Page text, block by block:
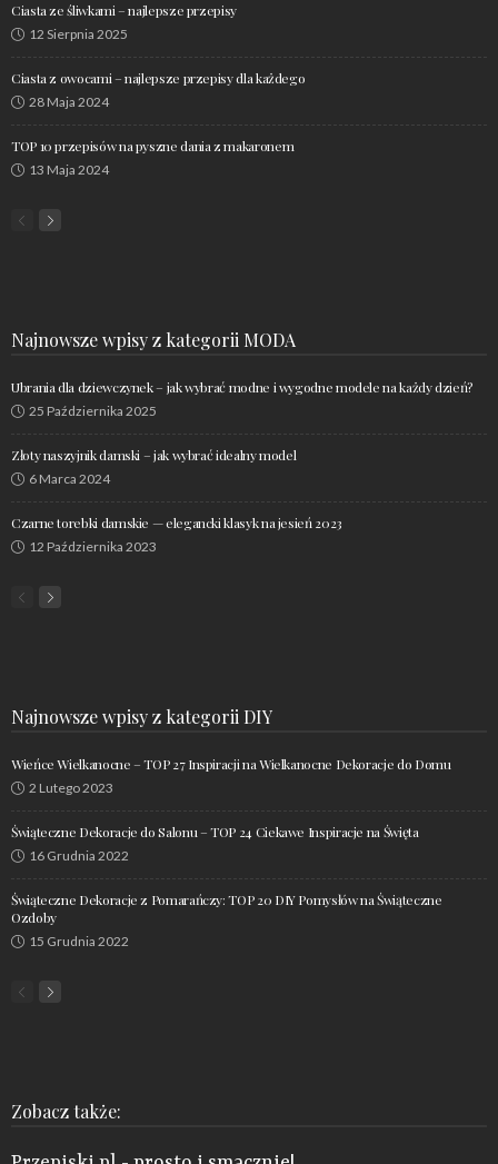
Ciasta ze śliwkami – najlepsze przepisy
12 Sierpnia 2025
Ciasta z owocami – najlepsze przepisy dla każdego
28 Maja 2024
TOP 10 przepisów na pyszne dania z makaronem
13 Maja 2024
Najnowsze wpisy z kategorii MODA
Ubrania dla dziewczynek – jak wybrać modne i wygodne modele na każdy dzień?
25 Października 2025
Złoty naszyjnik damski – jak wybrać idealny model
6 Marca 2024
Czarne torebki damskie — elegancki klasyk na jesień 2023
12 Października 2023
Najnowsze wpisy z kategorii DIY
Wieńce Wielkanocne – TOP 27 Inspiracji na Wielkanocne Dekoracje do Domu
2 Lutego 2023
Świąteczne Dekoracje do Salonu – TOP 24 Ciekawe Inspiracje na Święta
16 Grudnia 2022
Świąteczne Dekoracje z Pomarańczy: TOP 20 DIY Pomysłów na Świąteczne
Ozdoby
15 Grudnia 2022
Zobacz także: